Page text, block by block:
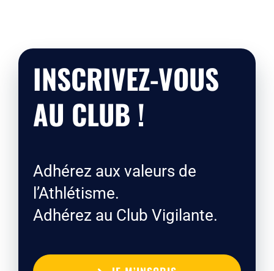
INSCRIVEZ-VOUS
AU CLUB !
Adhérez aux valeurs de
l’Athlétisme.
Adhérez au Club Vigilante.